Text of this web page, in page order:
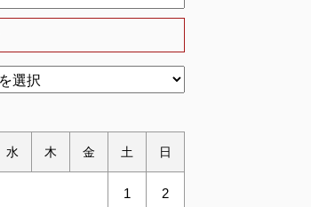
水 木 金 土 日
1 2